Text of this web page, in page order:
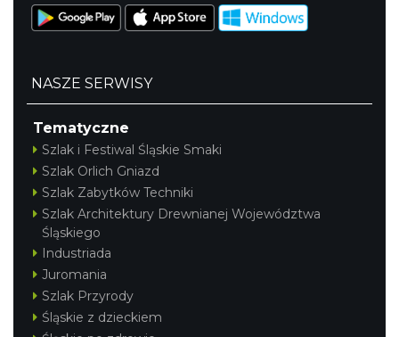
NASZE SERWISY
Tematyczne
Szlak i Festiwal Śląskie Smaki
Szlak Orlich Gniazd
Szlak Zabytków Techniki
Szlak Architektury Drewnianej Województwa
Śląskiego
Industriada
Juromania
Szlak Przyrody
Śląskie z dzieckiem